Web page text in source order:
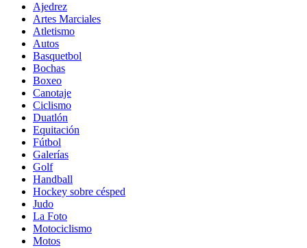
Ajedrez
Artes Marciales
Atletismo
Autos
Basquetbol
Bochas
Boxeo
Canotaje
Ciclismo
Duatlón
Equitación
Fútbol
Galerías
Golf
Handball
Hockey sobre césped
Judo
La Foto
Motociclismo
Motos